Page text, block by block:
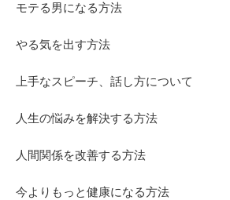
モテる男になる方法
やる気を出す方法
上手なスピーチ、話し方について
人生の悩みを解決する方法
人間関係を改善する方法
今よりもっと健康になる方法